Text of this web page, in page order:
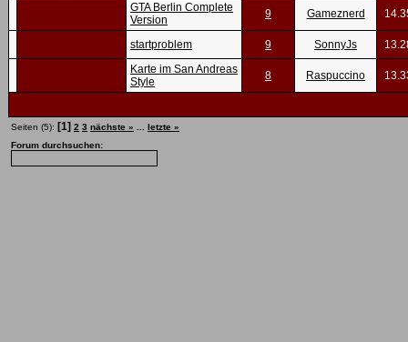
GTA Berlin Complete
Version
9 Gameznerd
startproblem 9 SonnyJs
Karte im San Andreas
Style
8 Raspuccino
Seiten (5): [1] 2 3 nächste »
letzte »
Forum durchsuchen: